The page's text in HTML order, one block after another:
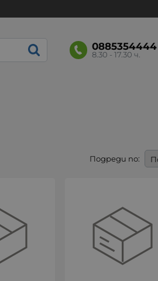
0885354444
8.30 - 17.30 ч.
Подреди по: